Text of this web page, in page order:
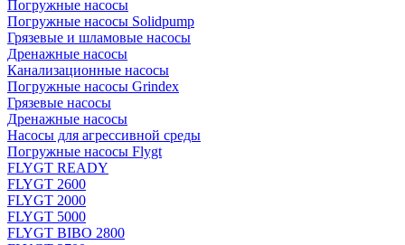
Погружные насосы
Погружные насосы Solidpump
Грязевые и шламовые насосы
Дренажные насосы
Канализационные насосы
Погружные насосы Grindex
Грязевые насосы
Дренажные насосы
Насосы для агрессивной среды
Погружные насосы Flygt
FLYGT READY
FLYGT 2600
FLYGT 2000
FLYGT 5000
FLYGT BIBO 2800